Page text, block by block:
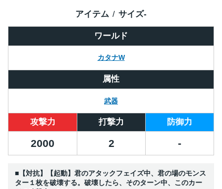
ワールド
カタナW
アイテム サイズ-
属性
武器
攻撃力 打撃力 防御力
2000 2 -
■【対抗】【起動】君のアタックフェイズ中、君の場のモンス
ター１枚を破壊する。破壊したら、そのターン中、このカー